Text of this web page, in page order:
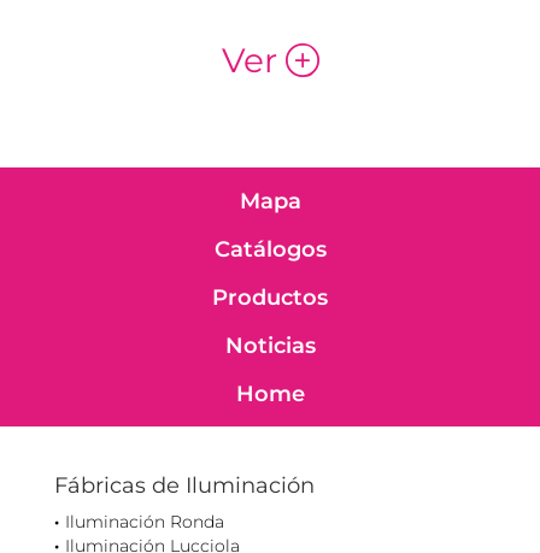
Ver p
Mapa
Catálogos
Productos
Noticias
Home
Fábricas de Iluminación
Iluminación Ronda
Iluminación Lucciola